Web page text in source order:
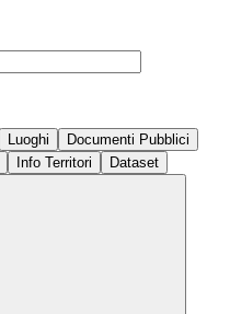
Luoghi
Documenti Pubblici
Info Territori Dataset